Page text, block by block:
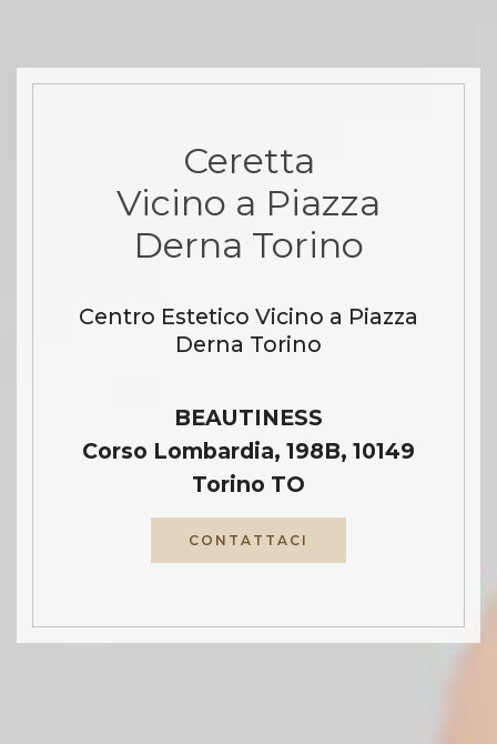
Ceretta
Vicino a Piazza
Derna Torino
Centro Estetico Vicino a Piazza
Derna Torino
BEAUTINESS
Corso Lombardia, 198B, 10149
Torino TO
CONTATTACI